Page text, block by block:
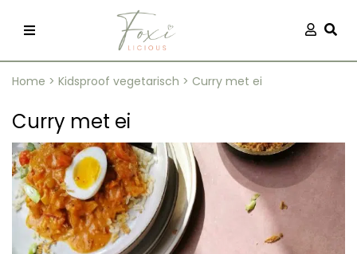
kleding
Home > Kidsproof vegetarisch > Curry met ei
Curry met ei